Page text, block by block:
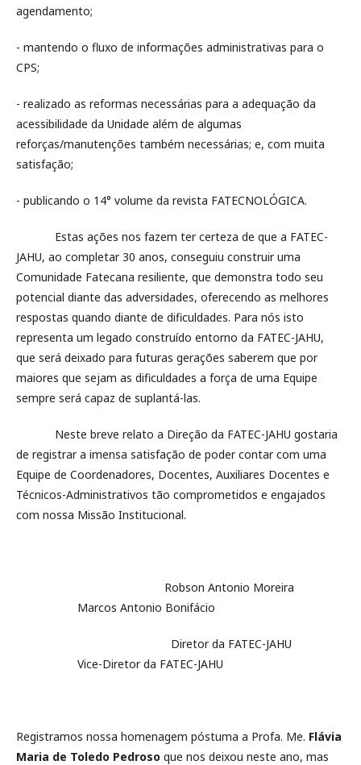
agendamento;
- mantendo o fluxo de informações administrativas para o
CPS;
- realizado as reformas necessárias para a adequação da
acessibilidade da Unidade além de algumas
reforças/manutenções também necessárias; e, com muita
satisfação;
- publicando o 14° volume da revista FATECNOLÓGICA.
Estas ações nos fazem ter certeza de que a FATEC-
JAHU, ao completar 30 anos, conseguiu construir uma
Comunidade Fatecana resiliente, que demonstra todo seu
potencial diante das adversidades, oferecendo as melhores
respostas quando diante de dificuldades. Para nós isto
representa um legado construído entorno da FATEC-JAHU,
que será deixado para futuras gerações saberem que por
maiores que sejam as dificuldades a força de uma Equipe
sempre será capaz de suplantá-las.
Neste breve relato a Direção da FATEC-JAHU gostaria
de registrar a imensa satisfação de poder contar com uma
Equipe de Coordenadores, Docentes, Auxiliares Docentes e
Técnicos-Administrativos tão comprometidos e engajados
com nossa Missão Institucional.
Robson Antonio Moreira
Marcos Antonio Bonifácio
Diretor da FATEC-JAHU
Vice-Diretor da FATEC-JAHU
Registramos nossa homenagem póstuma a Profa. Me. Flávia
Maria de Toledo Pedroso que nos deixou neste ano, mas